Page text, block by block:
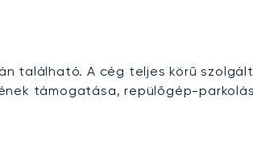
található. A cég teljes körű
támogatása, repülőgép-